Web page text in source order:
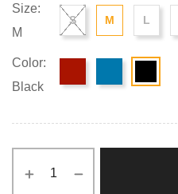
Size:
M
S M L
Color:
Black